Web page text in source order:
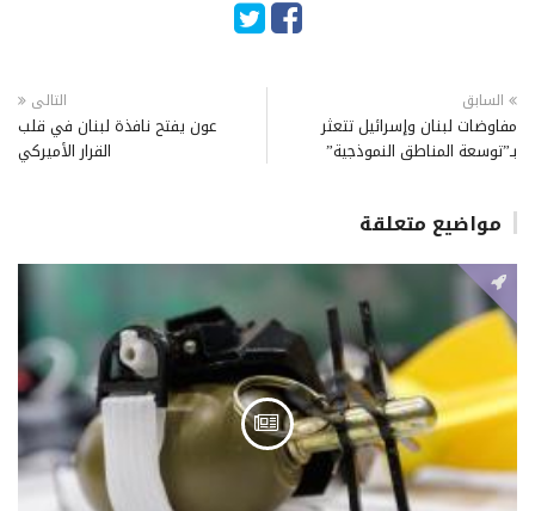
السابق
مفاوضات لبنان وإسرائيل تتعثر
بـ”توسعة المناطق النموذجية”
التالى
عون يفتح نافذة لبنان في قلب
القرار الأميركي
مواضيع متعلقة